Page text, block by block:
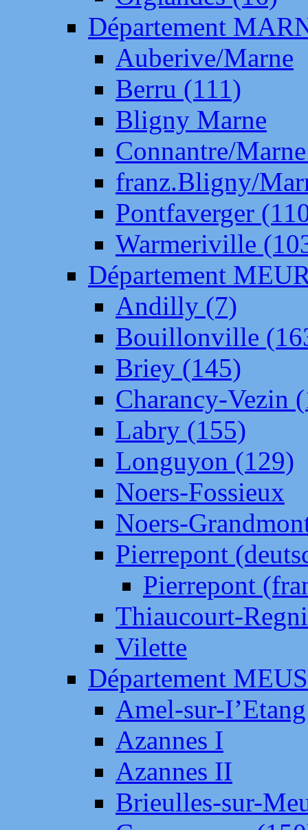
Département
Auberive/Marne
Berru (111)
Bligny Marne
Connantre/
franz.Bligny/
Pontfaverger
Warmeriville
Département
Andilly (7)
Bouillonville
Briey (145)
Charancy-Vezin
Labry (155)
Longuyon (129)
Noers-Fossieux
Noers-
Pierrepont
Pierrepont
Thiaucourt-
Vilette
Département
Amel-sur-
Azannes I
Azannes II
Brieulles-sur-